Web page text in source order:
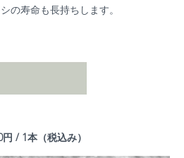
の寿命も長持ちします。
/ 1本（税込み）